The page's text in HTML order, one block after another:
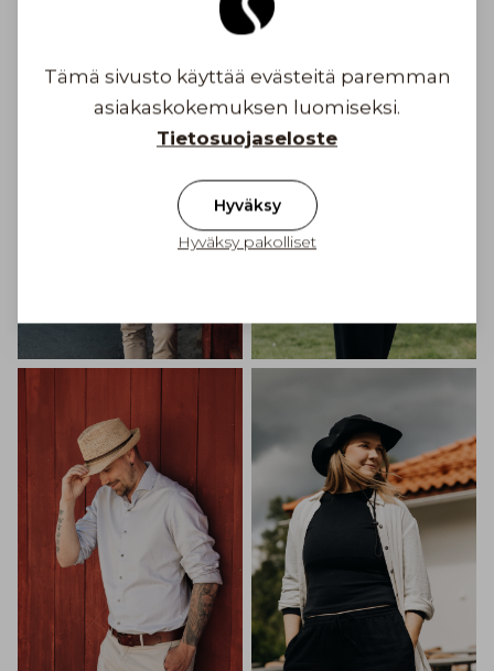
Tämä sivusto käyttää evästeitä paremman
asiakaskokemuksen luomiseksi.
Tietosuojaseloste
Hyväksy
Hyväksy pakolliset